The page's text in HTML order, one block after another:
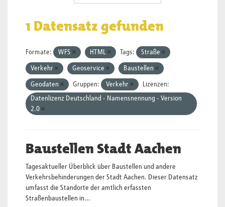
1 Datensatz gefunden
Formate: WFS HTML Tags: Straße
Verkehr Geoservice Baustellen
Geodaten Gruppen: Verkehr
Lizenzen:
Datenlizenz Deutschland - Namensnennung - Version
2.0
Baustellen Stadt Aachen
Tagesaktueller Überblick über Baustellen und andere
Verkehrsbehinderungen der Stadt Aachen. Dieser Datensatz
umfasst die Standorte der amtlich erfassten
Straßenbaustellen in...